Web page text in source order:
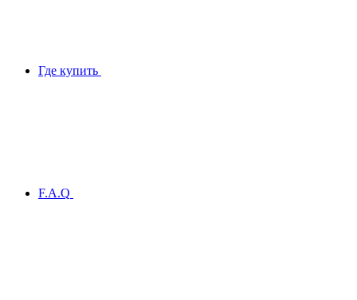
Где купить
F.A.Q